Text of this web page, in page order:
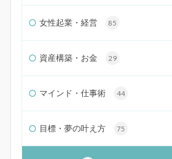
女性起業・経営 85
資産構築・お金 29
マインド・仕事術 44
目標・夢の叶え方 75